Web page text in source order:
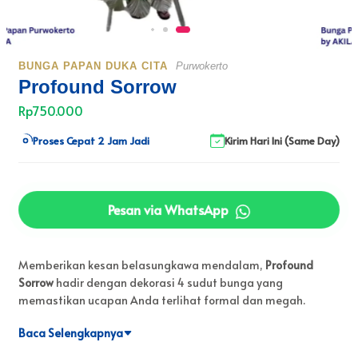
BUNGA PAPAN DUKA CITA
Profound Sorrow
Purwokerto
Rp750.000
Proses Cepat 2 Jam Jadi Kirim Hari Ini (Same Day)
Pesan via WhatsApp
Memberikan kesan belasungkawa mendalam, Profound
Sorrowhadir dengan dekorasi 4 sudut bunga yang
memastikan ucapan Anda terlihat formal dan megah.
ul>
Baca Selengkapnya